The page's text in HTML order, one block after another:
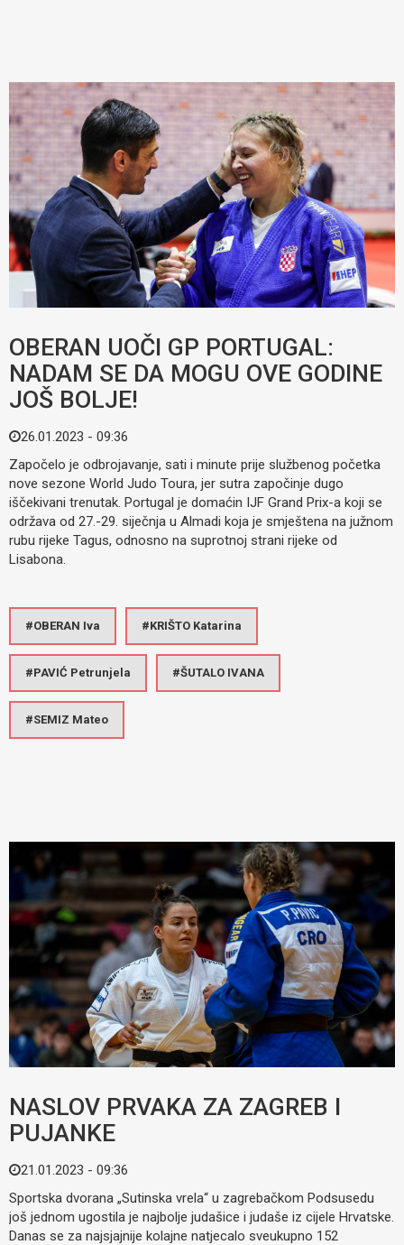
OBERAN UOČI GP PORTUGAL:
NADAM SE DA MOGU OVE GODINE
JOŠ BOLJE!
26.01.2023 - 09:36
Započelo je odbrojavanje, sati i minute prije službenog početka
nove sezone World Judo Toura, jer sutra započinje dugo
iščekivani trenutak. Portugal je domaćin IJF Grand Prix-a koji se
održava od 27.-29. siječnja u Almadi koja je smještena na južnom
rubu rijeke Tagus, odnosno na suprotnoj strani rijeke od
Lisabona.
OBERAN Iva KRIŠTO Katarina
PAVIĆ Petrunjela ŠUTALO IVANA
SEMIZ Mateo
NASLOV PRVAKA ZA ZAGREB I
PUJANKE
21.01.2023 - 09:36
Sportska dvorana „Sutinska vrela“ u zagrebačkom Podsusedu
još jednom ugostila je najbolje judašice i judaše iz cijele Hrvatske.
Danas se za najsjajnije kolajne natjecalo sveukupno 152